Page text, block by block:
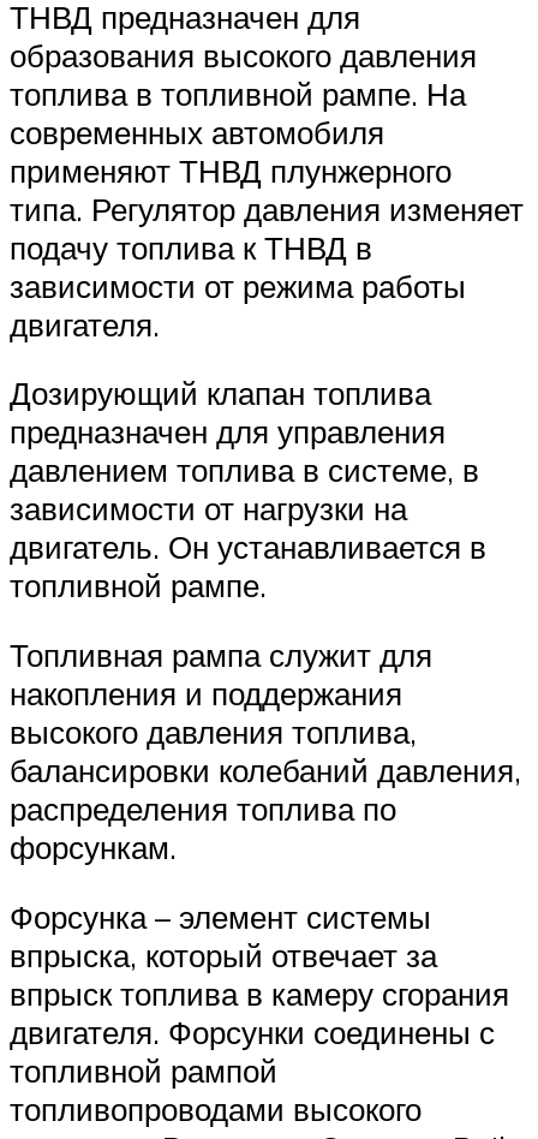
ТНВД предназначен для
образования высокого давления
топлива в топливной рампе. На
современных автомобиля
применяют ТНВД плунжерного
типа. Регулятор давления изменяет
подачу топлива к ТНВД в
зависимости от режима работы
двигателя.
Дозирующий клапан топлива
предназначен для управления
давлением топлива в системе, в
зависимости от нагрузки на
двигатель. Он устанавливается в
топливной рампе.
Топливная рампа служит для
накопления и поддержания
высокого давления топлива,
балансировки колебаний давления,
распределения топлива по
форсункам.
Форсунка – элемент системы
впрыска, который отвечает за
впрыск топлива в камеру сгорания
двигателя. Форсунки соединены с
топливной рампой
топливопроводами высокого